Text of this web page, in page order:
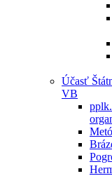
Účasť
VB